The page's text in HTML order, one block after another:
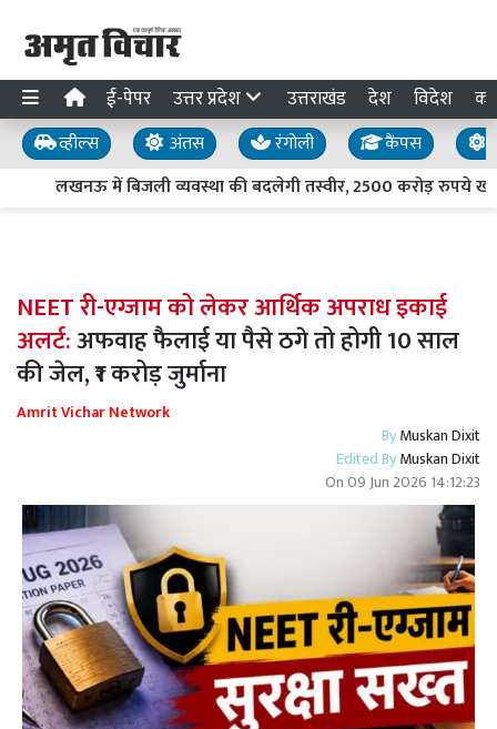
ई-पेपर उत्तर प्रदेश उत्तराखंड देश विदेश
व्हील्स अंतस रंगोली कैंपस
लखनऊ में बिजली व्यवस्था की बदलेगी तस्वीर, 2500 करोड़ रुपये
NEET री-एग्जाम को लेकर आर्थिक अपराध इकाई
अलर्ट:अफवाह फैलाई या पैसे ठगे तो होगी 10 साल
की जेल, ₹1 करोड़ जुर्माना
Amrit Vichar Network
ByMuskan Dixit
Edited ByMuskan Dixit
On09 Jun 2026 14:12:23